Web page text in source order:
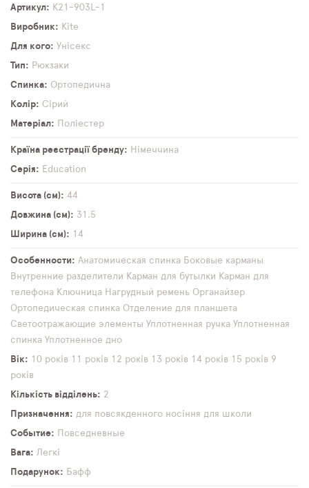
Артикул
K21-903L-1
Виробник
Kite
Для кого
Унісекс
Тип
Рюкзаки
Спинка
Ортопедична
Колір
Сірий
Матеріал
Поліестер
Країна реєстрації бренду
Німеччина
Серія
Education
Висота (см)
44
Довжина (см)
31,5
Ширина (см)
14
Особенности Анатомическая спинка Боковые карманы
Внутренние разделители Карман для бутылки Карман для
телефона Ключница Нагрудный ремень Органайзер
Ортопедическая спинка Отделение для планшета
Светоотражающие элементы Уплотненная ручка Уплотненная
спинка Уплотненное дно
Вік
10 років 11 років 12 років 13 років 14 років 15 років 9
років
Кількість відділень
2
Призначення
для повсякденного носіння для школи
Событие
Повседневные
Вага
Легкі
Подарунок
Бафф